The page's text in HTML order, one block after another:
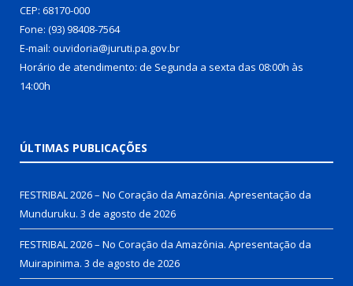
CEP: 68170-000
Fone: (93) 98408-7564
E-mail: ouvidoria@juruti.pa.gov.br
Horário de atendimento: de Segunda a sexta das 08:00h às
14:00h
ÚLTIMAS PUBLICAÇÕES
FESTRIBAL 2026 – No Coração da Amazônia. Apresentação da
Munduruku. 3 de agosto de 2026
FESTRIBAL 2026 – No Coração da Amazônia. Apresentação da
Muirapinima. 3 de agosto de 2026